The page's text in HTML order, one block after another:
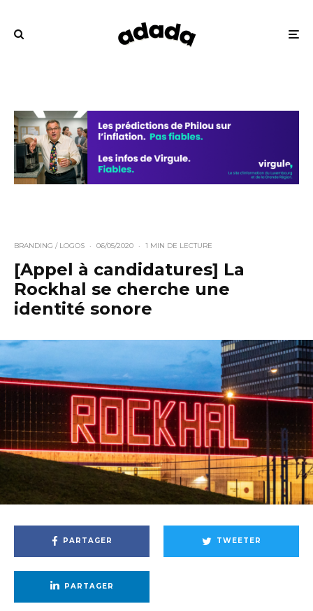
BRANDING / LOGOS · 06/05/2020 · 1 MIN DE LECTURE
[Appel à candidatures] La
Rockhal se cherche une
identité sonore
PARTAGER TWEETER
PARTAGER